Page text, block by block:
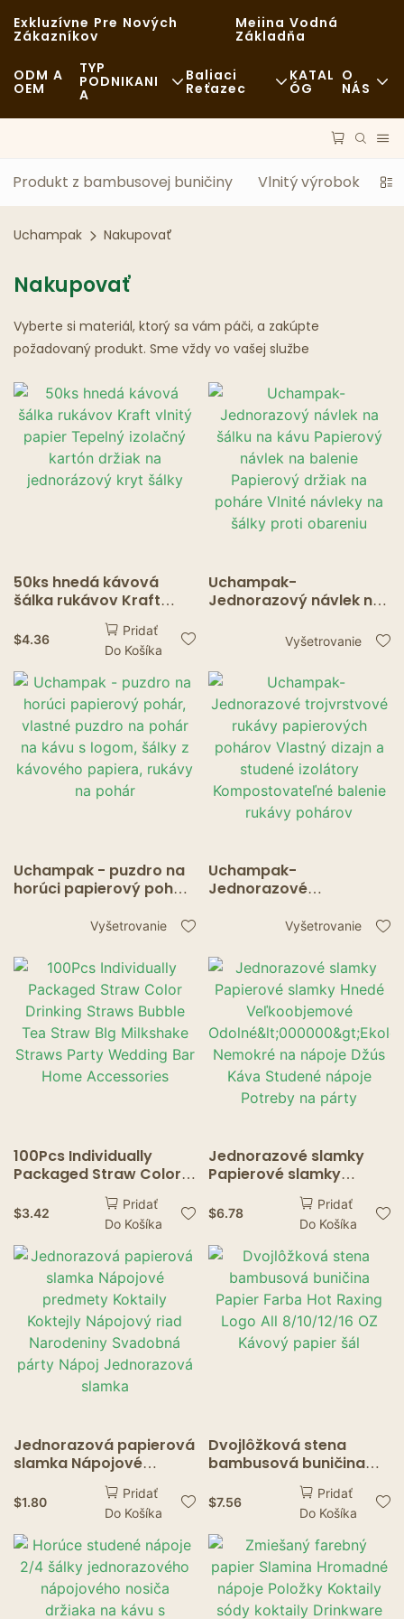
Exkluzívne Pre Nových
Zákazníkov
Meiina Vodná
Základňa
ODM A
OEM
TYP
PODNIKANI
A
Rýchle Občerstvenie
Luxusné Stolovanie
Kaviarne A Kaviarne
Bufet
Pojazdné Občerstvenie
Mastná Lyžica
Reštaurácie Duchov
Baliaci
Reťazec
Proces
KATAL
ÓG
O
NÁS
Prípady
Produkt z bambusovej buničiny Vlnitý výrobok
Uchampak Nakupovať
Nakupovať
Vyberte si materiál, ktorý sa vám páči, a zakúpte
požadovaný produkt. Sme vždy vo vašej službe
50ks hnedá kávová
šálka rukávov Kraft
vlnitý papier Tepelný
izolačný kartón držiak
na jednorázový kryt
šálky
$4.36
Pridať
Do Košíka
Uchampak-
Jednorazový návlek na
návlek na balenie
Papierový držiak na
poháre Vlnité návleky
na šálky proti obareniu
Vyšetrovanie
Uchampak - puzdro na
horúci papierový pohár,
pohár na kávu s logom,
papiera, rukávy na
pohár
Vyšetrovanie
Uchampak-
Jednorazové
papierových pohárov
izolátory
Kompostovateľné
balenie rukávy pohárov
Vyšetrovanie
100Pcs Individually
Packaged Straw Color
Drinking Straws Bubble
Tea Straw BIg Milkshake
Straws Party Wedding
Bar Home Accessories
$3.42
Pridať
Do Košíka
Jednorazové slamky
Papierové slamky
Hnedé Veľkoobjemové
Odolné<000000>Ekologi
cké Nemokré na nápoje
Džús Káva Studené
nápoje Potreby na párty
$6.78
Pridať
Do Košíka
Jednorazová papierová
slamka Nápojové
predmety Koktaily
Koktejly Nápojový riad
Narodeniny Svadobná
párty Nápoj
Jednorazová slamka
$1.80
Pridať
Do Košíka
Dvojlôžková stena
bambusová buničina
Papier Farba Hot Raxing
Logo All 8/10/12/16 OZ
Kávový papier šál
$7.56
Pridať
Do Košíka